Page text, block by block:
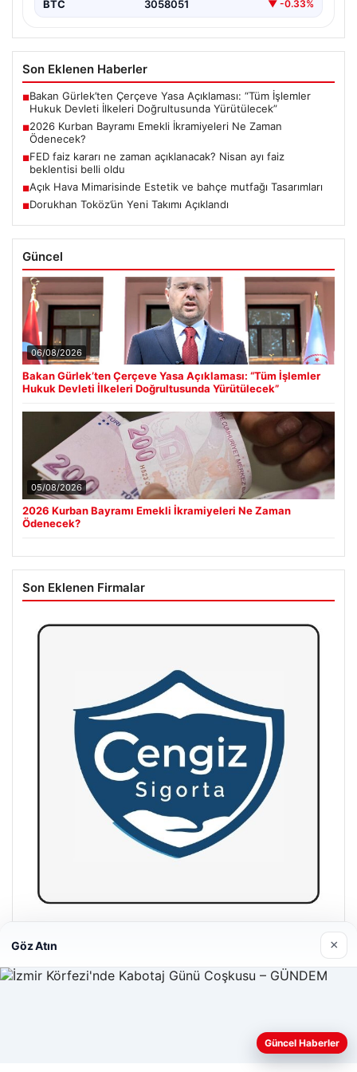
BTC 3058051 ▼ -0.33%
Son Eklenen Haberler
■Bakan Gürlek’ten Çerçeve Yasa Açıklaması: “Tüm İşlemler
Hukuk Devleti İlkeleri Doğrultusunda Yürütülecek”
■2026 Kurban Bayramı Emekli İkramiyeleri Ne Zaman
Ödenecek?
■FED faiz kararı ne zaman açıklanacak? Nisan ayı faiz
beklentisi belli oldu
■Açık Hava Mimarisinde Estetik ve bahçe mutfağı Tasarımları
■Dorukhan Toköz’ün Yeni Takımı Açıklandı
Güncel
06/08/2026
Bakan Gürlek’ten Çerçeve Yasa Açıklaması: “Tüm İşlemler
Hukuk Devleti İlkeleri Doğrultusunda Yürütülecek”
05/08/2026
2026 Kurban Bayramı Emekli İkramiyeleri Ne Zaman
Ödenecek?
Son Eklenen Firmalar
Hastaş Beton
Web sitemizi nasıl kullandığınızı daha iyi anlayabilmek,
deneyiminizi kişiselleştirmek ve geliştirmek amacıyla çerezler
Göz Atın ×
Güncel Haberler